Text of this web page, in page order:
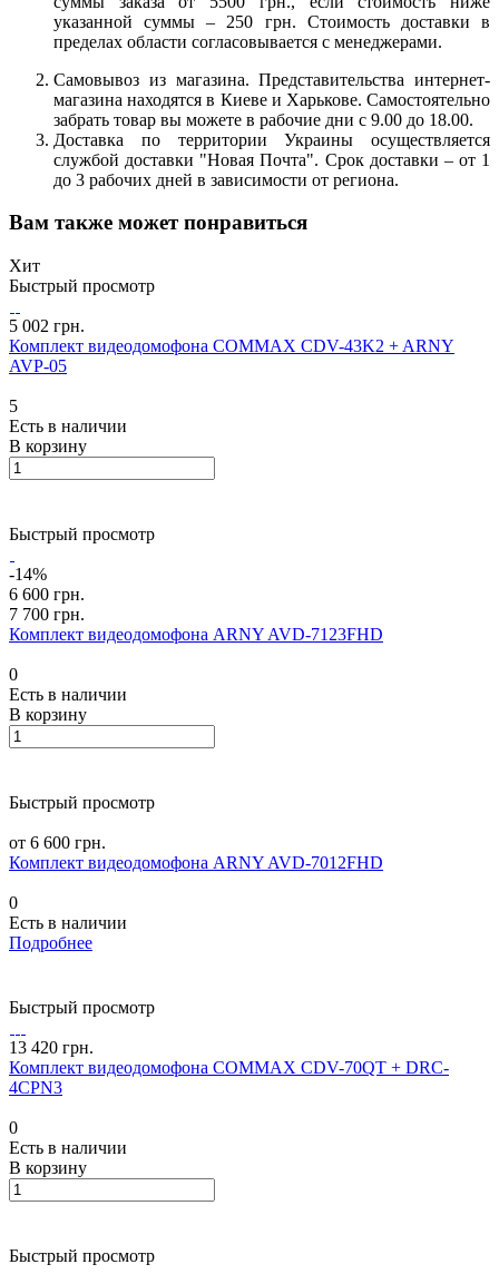
указанной суммы – 250 грн. Стоимость доставки в
пределах области согласовывается с менеджерами.
Самовывоз из магазина. Представительства интернет-
магазина находятся в Киеве и Харькове. Самостоятельно
забрать товар вы можете в рабочие дни с 9.00 до 18.00.
Доставка по территории Украины осуществляется
службой доставки "Новая Почта". Срок доставки – от 1
до 3 рабочих дней в зависимости от региона.
Вам также может понравиться
Хит
Быстрый просмотр
5 002 грн.
Комплект видеодомофона COMMAX CDV-43K2 + ARNY
AVP-05
5
Есть в наличии
В корзину
Быстрый просмотр
-14%
6 600 грн.
7 700 грн.
Комплект видеодомофона ARNY AVD-7123FHD
0
Есть в наличии
В корзину
Быстрый просмотр
от 6 600 грн.
Комплект видеодомофона ARNY AVD-7012FHD
0
Есть в наличии
Подробнее
Быстрый просмотр
13 420 грн.
Комплект видеодомофона COMMAX CDV-70QT + DRC-
4CPN3
0
Есть в наличии
В корзину
Быстрый просмотр